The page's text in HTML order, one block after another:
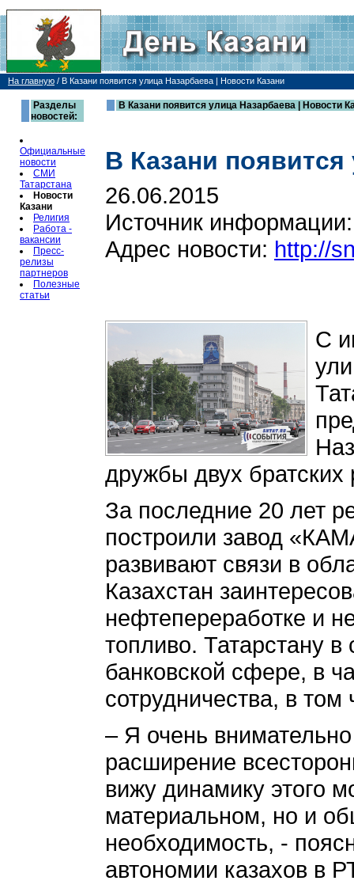
На главную / В Казани появится улица Назарбаева | Новости Казани
Разделы
новостей:
Официальные
новости
СМИ
Татарстана
Новости
Казани
Религия
Работа -
вакансии
Пресс-
релизы
партнеров
Полезные
статьи
В Казани появится улица Назарбаева | Новости
В Казани
26.06.2015
Источник
Адрес новости: http://
С
дружбы двух братских
За последние 20 лет
построили завод
развивают связи в
Казахстан
нефтепереработке и
топливо. Татарстану
банковской сфере, в
сотрудничества, в
– Я очень
расширение
вижу динамику этого
материальном, но и
необходимость, -
автономии казахов в